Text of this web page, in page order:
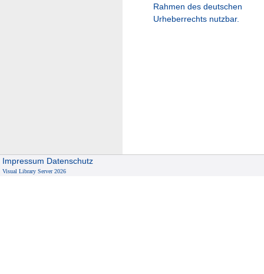
Rahmen des deutschen
Urheberrechts nutzbar.
Impressum Datenschutz
Visual Library Server 2026